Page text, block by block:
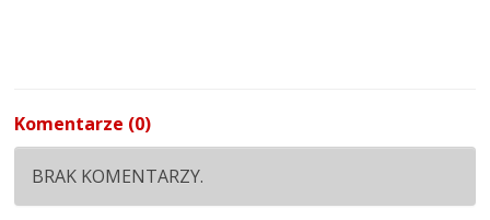
Komentarze (0)
BRAK KOMENTARZY.